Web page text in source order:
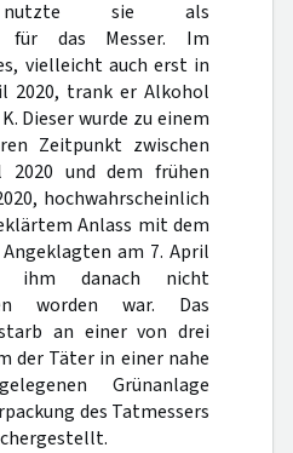
nutzte sie als
für das Messer. Im
vielleicht auch erst in
2020, trank er Alkohol
Dieser wurde zu einem
Zeitpunkt zwischen
2020 und dem frühen
hochwahrscheinlich
Anlass mit dem
am 7. April
ihm danach nicht
worden war. Das
an einer von drei
der Täter in einer nahe
Grünanlage
des Tatmessers